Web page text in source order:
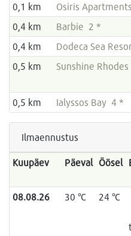
0,1 km
Osiris
0,4 km
Barbie 2 *
0,4 km
Dodeca Sea
0,5 km
Sunshine
0,5 km Ialyssos Bay 4 *
Ilmaennustus
Kuupäev Päeval Öösel
08.08.26
30 °C 24 °C